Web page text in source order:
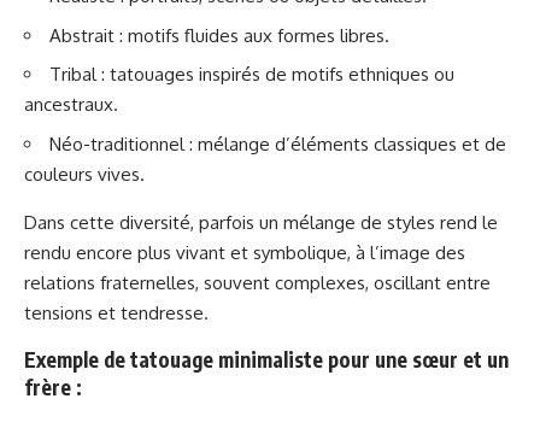
Abstrait : motifs fluides aux formes libres.
Tribal : tatouages inspirés de motifs ethniques ou
ancestraux.
Néo-traditionnel : mélange d’éléments classiques et de
couleurs vives.
Dans cette diversité, parfois un mélange de styles rend le
rendu encore plus vivant et symbolique, à l’image des
relations fraternelles, souvent complexes, oscillant entre
tensions et tendresse.
Exemple de tatouage minimaliste pour une sœur et un
frère :